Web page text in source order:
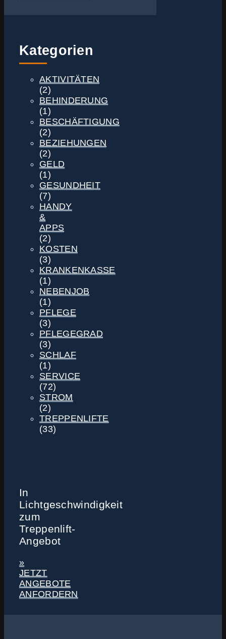
Kategorien
AKTIVITÄTEN
(2)
BEHINDERUNG
(1)
BESCHÄFTIGUNG
(2)
BEZIEHUNGEN
(2)
GELD
(1)
GESUNDHEIT
(7)
HANDY
&
APPS
(2)
KOSTEN
(3)
KRANKENKASSE
(1)
NEBENJOB
(1)
PFLEGE
(3)
PFLEGEGRAD
(3)
SCHLAF
(1)
SERVICE
(72)
STROM
(2)
TREPPENLIFTE
(33)
In
Lichtgeschwindigkeit
zum
Treppenlift-
Angebot
»
JETZT
ANGEBOTE
ANFORDERN